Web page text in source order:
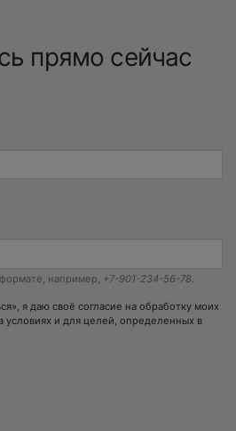
прямо сейчас
например, +7-901-234-56-78.
я даю своё согласие на обработку моих
условиях и для целей, определенных в